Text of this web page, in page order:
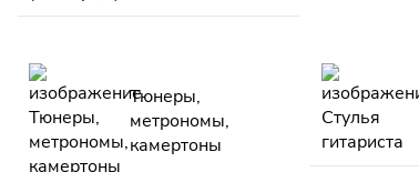
Тюнеры,
метрономы,
камертоны